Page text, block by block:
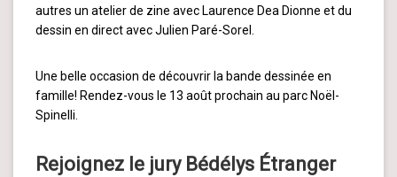
autres un atelier de zine avec Laurence Dea Dionne et du
dessin en direct avec Julien Paré-Sorel.
Une belle occasion de découvrir la bande dessinée en
famille! Rendez-vous le 13 août prochain au parc Noël-
Spinelli.
Rejoignez le jury Bédélys Étranger